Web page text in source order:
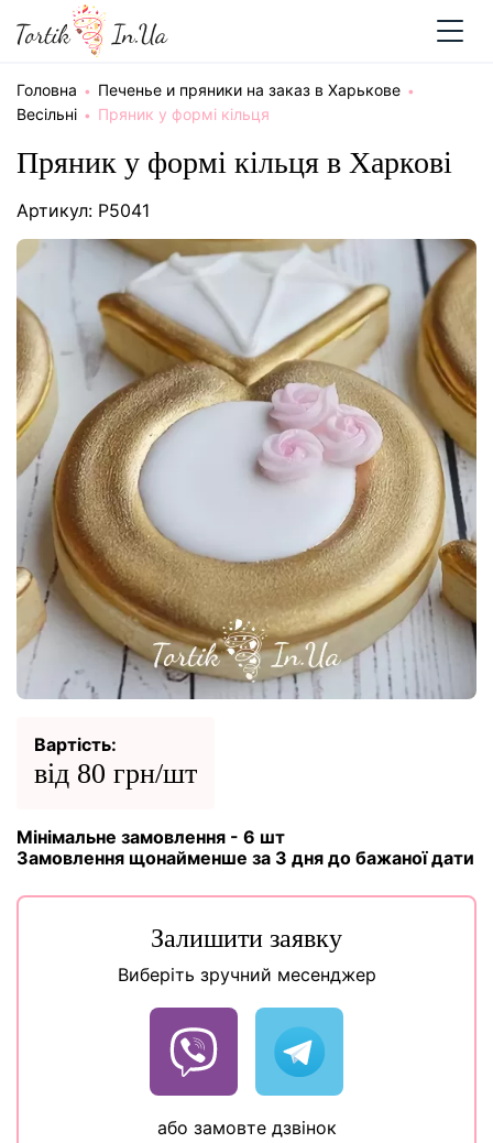
Головна
Печенье и пряники на заказ в Харькове
Весільні
Пряник у формі кільця
Пряник у формі кільця в Харкові
Артикул: P5041
Вартість:
від 80 грн/шт
Мінімальне замовлення - 6 шт
Замовлення щонайменше за 3 дня до бажаної дати
Залишити заявку
Виберіть зручний месенджер
або замовте дзвінок